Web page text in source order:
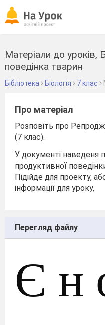
Матеріали до уроків,
поведінка тварин
Бібліотека Біологія 7 клас
Про матеріал
Розповіть про
(7 клас).
У документі наведеня
продуктивної
Підійде для проекту,
інформації для уроку,
Перегляд файлу
Є н